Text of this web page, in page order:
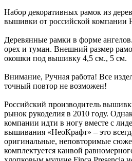
Набор декоративных рамок из
вышивки от российской компании
Деревянные рамки в форме
орех и туман. Внешний размер
окошки под вышивку 4,5 см., 5 см.
Внимание, Ручная работа! Все
точный повтор не возможен!
Российский производитель
рынок рукоделия в 2010 году.
компании идти в ногу вместе с
вышивания «НеоКрафт» – это
оригинальные, неповторимые
комплектуется канвой